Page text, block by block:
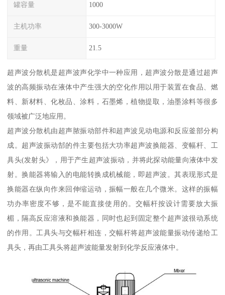
罐容量 1000
主机功率 300-3000W
重量 21.5
超声波分散机是超声波声化学中一种应用，超声波分散是通过超声
波的高频振动在液体中产生强大的空化作用以用于装置在食品、燃
料、新材料、化枚品、涂料，石墨烯，植物提取，油墨涂料等很多
领域被广泛地应用。
超声波分散机由超声脓振动部件和超声波见动电源和反应釜部分构
成。超声波振动郜的件主要包括大功率超声波换能器、变幅杆、工
具头(发射头》，用于产生超声波振动，并将此探动能量向液体中发
射。换能器将输入的电能转换成机械能，即超声波。其表现形式是
换能器在纵向作来回伸缩运动，振幅一般在几个微米。这样的振幅
功办率密度不够，是不能直接使用的。交幅杆按设计需要放大振
楣，隔高反应溶液和换能器，同时也起到固定整个超声波很动系统
的作用。工具头与交幅杆相连，交幅杆将超声波能量振动传递给工
具头，再由工具头将超声波能量发射到化学反应液体中。